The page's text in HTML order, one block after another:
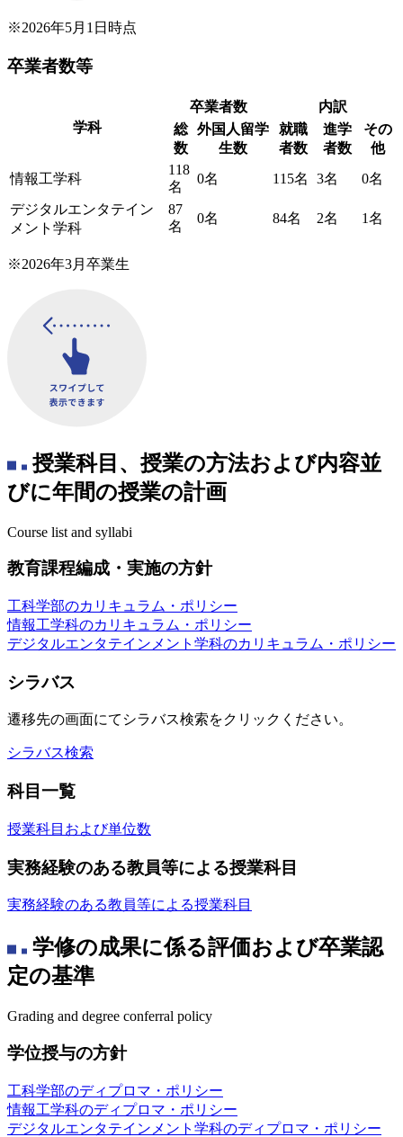
※2026年5月1日時点
卒業者数等
学科
卒業者数
内訳
総
数
外国人留学
生数
就職
者数
進学
者数
その
他
情報工学科
118
名
0名 115名 3名
0名
デジタルエンタテイン
メント学科
87
名
0名 84名 2名 1名
※2026年3月卒業生
授業科目、授業の方法および内容並
びに年間の授業の計画
Course list and syllabi
教育課程編成・実施の方針
️工科学部のカリキュラム・ポリシー
️情報工学科のカリキュラム・ポリシー
デジタルエンタテインメント学科のカリキュラム・ポリシー
シラバス
遷移先の画面にてシラバス検索をクリックください。
シラバス検索
科目一覧
️授業科目および単位数
実務経験のある教員等による授業科目
️実務経験のある教員等による授業科目
学修の成果に係る評価および卒業認
定の基準
Grading and degree conferral policy
学位授与の方針
工科学部のディプロマ・ポリシー
情報工学科のディプロマ・ポリシー
デジタルエンタテインメント学科のディプロマ・ポリシー